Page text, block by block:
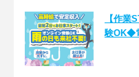
【作業
験OK◆